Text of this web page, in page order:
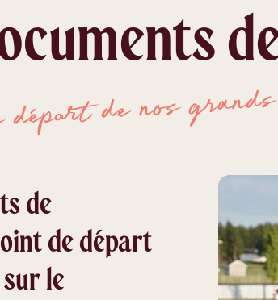
de nos
de
de départ
le